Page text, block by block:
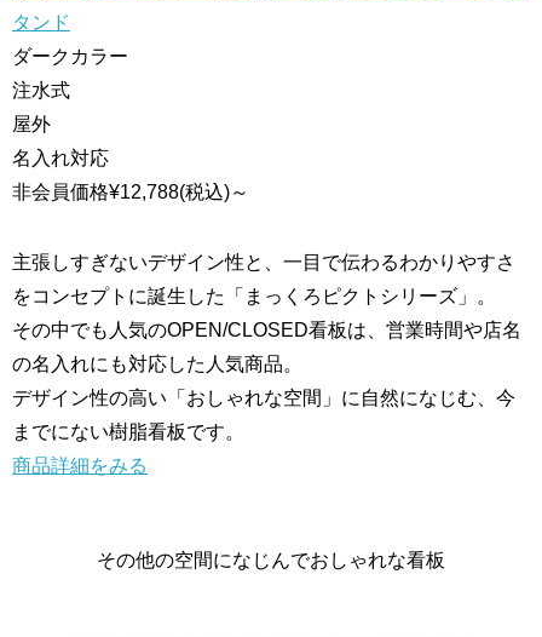
タンド
ダークカラー
注水式
屋外
名入れ対応
非会員価格¥12,788(税込)～
主張しすぎないデザイン性と、一目で伝わるわかりやすさ
をコンセプトに誕生した「まっくろピクトシリーズ」。
その中でも人気のOPEN/CLOSED看板は、営業時間や店名
の名入れにも対応した人気商品。
デザイン性の高い「おしゃれな空間」に自然になじむ、今
までにない樹脂看板です。
商品詳細をみる
その他の空間になじんでおしゃれな看板